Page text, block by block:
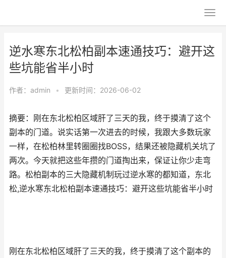
逆水寒东北松柏副本速通技巧：避开这
些坑能省半小时
作者： admin • 更新时间：2026-06-02
摘要：刚在东北松柏区域肝了三天的我，终于摸清了这个
副本的门道。说实话第一次进去的时候，我跟大多数玩家
一样，在松柏林里转圈圈找BOSS，结果还被隐藏机关坑了
两次。今天就把这些年攒的门道掏出来，保证让你少走弯
路。松柏副本的三大隐藏机制玩过逆水寒的都知道，东北
松,逆水寒东北松柏副本速通技巧：避开这些坑能省半小时
刚在东北松柏区域肝了三天的我，终于摸清了这个副本的